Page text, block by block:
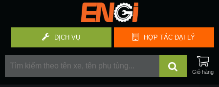
HỢP TÁC ĐẠI LÝ
DỊCH VỤ